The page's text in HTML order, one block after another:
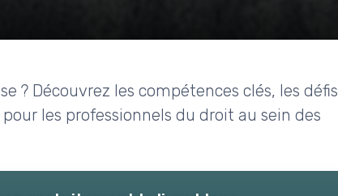
? Découvrez les compétences clés, les défis
les professionnels du droit au sein des